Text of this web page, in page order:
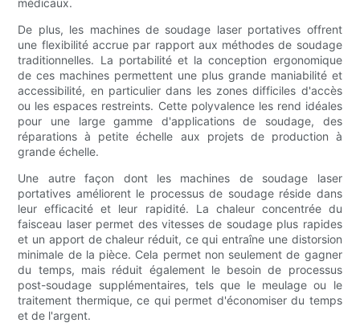
De plus, les machines de soudage laser portatives offrent
une flexibilité accrue par rapport aux méthodes de soudage
traditionnelles. La portabilité et la conception ergonomique
de ces machines permettent une plus grande maniabilité et
accessibilité, en particulier dans les zones difficiles d'accès
ou les espaces restreints. Cette polyvalence les rend idéales
pour une large gamme d'applications de soudage, des
réparations à petite échelle aux projets de production à
grande échelle.
Une autre façon dont les machines de soudage laser
portatives améliorent le processus de soudage réside dans
leur efficacité et leur rapidité. La chaleur concentrée du
faisceau laser permet des vitesses de soudage plus rapides
et un apport de chaleur réduit, ce qui entraîne une distorsion
minimale de la pièce. Cela permet non seulement de gagner
du temps, mais réduit également le besoin de processus
post-soudage supplémentaires, tels que le meulage ou le
traitement thermique, ce qui permet d'économiser du temps
et de l'argent.